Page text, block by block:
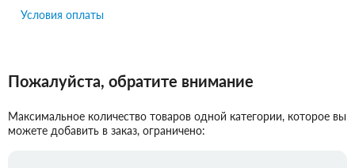
Условия оплаты
Пожалуйста, обратите внимание
Максимальное количество товаров одной категории, которое вы
можете добавить в заказ, ограничено: